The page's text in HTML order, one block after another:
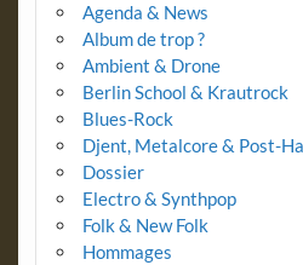
Agenda & News
Album de trop ?
Ambient & Drone
Berlin School & Krautrock
Blues-Rock
Djent, Metalcore & Post-
Dossier
Electro & Synthpop
Folk & New Folk
Hommages